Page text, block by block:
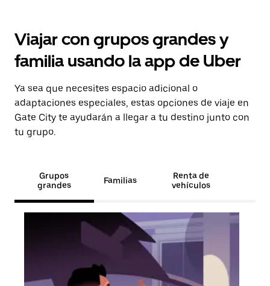
Viajar con grupos grandes y
familia usando la app de Uber
Ya sea que necesites espacio adicional o
adaptaciones especiales, estas opciones de viaje en
Gate City te ayudarán a llegar a tu destino junto con
tu grupo.
Grupos
grandes
Familias
Renta de
vehículos